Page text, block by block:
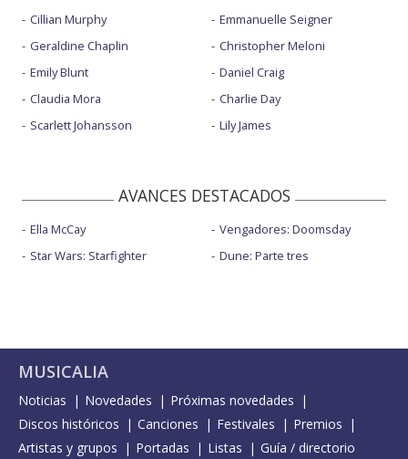
Cillian Murphy
Geraldine Chaplin
Emily Blunt
Claudia Mora
Scarlett Johansson
Emmanuelle Seigner
Christopher Meloni
Daniel Craig
Charlie Day
Lily James
AVANCES DESTACADOS
Ella McCay
Star Wars: Starfighter
Vengadores: Doomsday
Dune: Parte tres
MUSICALIA
Noticias Novedades
Próximas novedades
Discos históricos
Canciones Festivales
Premios
Artistas y grupos
Portadas Listas Guía / directorio